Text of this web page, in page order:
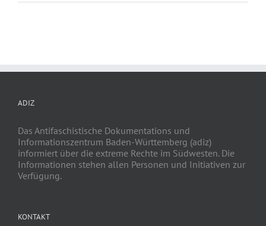
ADIZ
Das Antifaschistische Dokumentations und
Informationszentrum Baden-Württemberg (adiz)
informiert über die extreme Rechte im Südwesten. Die
Informationen stehen allen Personen und Initiativen zur
Verfügung.
KONTAKT